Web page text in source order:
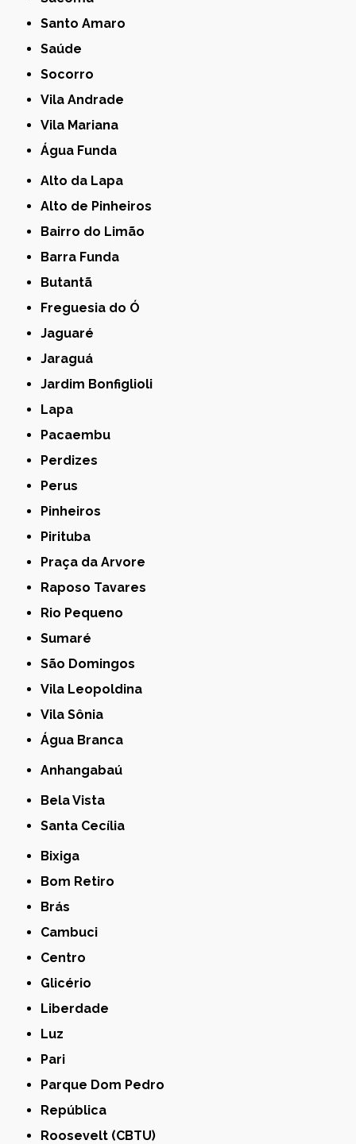
Santo Amaro
Saúde
Socorro
Vila Andrade
Vila Mariana
Água Funda
Alto da Lapa
Alto de Pinheiros
Bairro do Limão
Barra Funda
Butantã
Freguesia do Ó
Jaguaré
Jaraguá
Jardim Bonfiglioli
Lapa
Pacaembu
Perdizes
Perus
Pinheiros
Pirituba
Praça da Arvore
Raposo Tavares
Rio Pequeno
Sumaré
São Domingos
Vila Leopoldina
Vila Sônia
Água Branca
Anhangabaú
Bela Vista
Santa Cecília
Bixiga
Bom Retiro
Brás
Cambuci
Centro
Glicério
Liberdade
Luz
Pari
Parque Dom Pedro
República
Roosevelt (CBTU)